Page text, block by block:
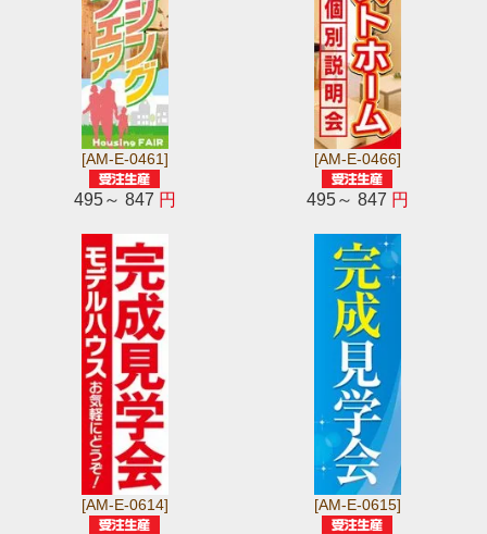
[AM-E-0461]
495～ 847 円
[AM-E-0466]
495～ 847 円
[AM-E-0614] [AM-E-0615]